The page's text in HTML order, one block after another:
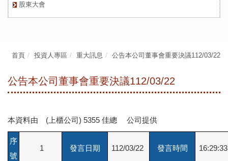
股東大會
首頁 投資人專區 重大訊息 公告本公司董事會重要決議112/03/22
公告本公司董事會重要決議112/03/22
本資料由 (上櫃公司) 5355 佳總 公司提供
序
號
1 發言日期 112/03/22 發言時間 16:29:33